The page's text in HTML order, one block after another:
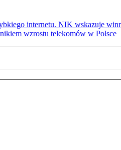
internetu. NIK wskazuje
wzrostu telekomów w Polsce